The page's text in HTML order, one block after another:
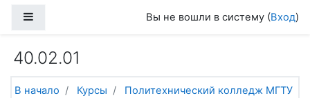
Вы не вошли в систему (Вход)
40.02.01
В начало Курсы
Политехнический колледж МГТУ